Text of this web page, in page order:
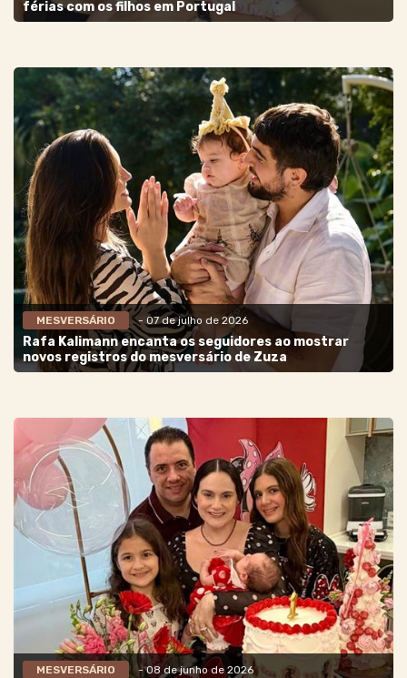
férias com os filhos em Portugal
MESVERSÁRIO - 07 de julho de 2026
Rafa Kalimann encanta os seguidores ao mostrar
novos registros do mesversário de Zuza
MESVERSÁRIO - 08 de junho de 2026